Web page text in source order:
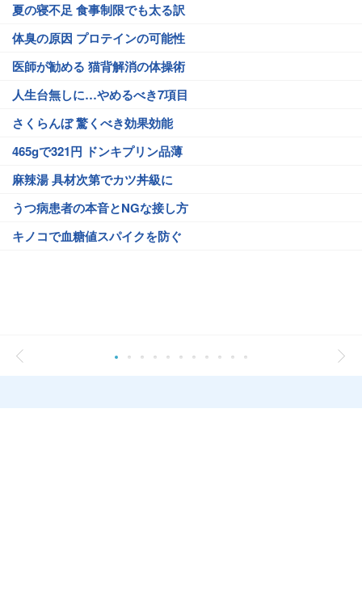
夏の寝不足 食事制限でも太る訳
体臭の原因 プロテインの可能性
医師が勧める 猫背解消の体操術
人生台無しに…やめるべき7項目
さくらんぼ 驚くべき効果効能
465gで321円 ドンキプリン品薄
麻辣湯 具材次第でカツ丼級に
うつ病患者の本音とNGな接し方
キノコで血糖値スパイクを防ぐ